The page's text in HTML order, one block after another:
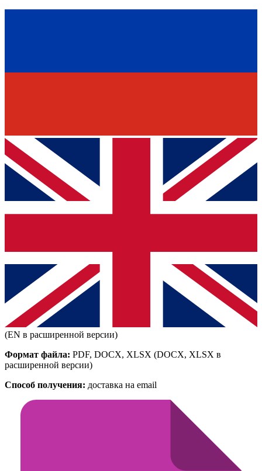
(EN в расширенной версии)
Формат файла: PDF, DOCX, XLSX (DOCX, XLSX в
расширенной версии)
Способ получения: доставка на email